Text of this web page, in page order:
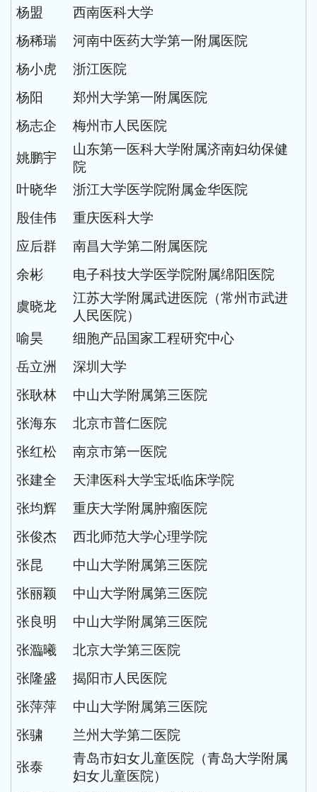
杨盟
西南医科大学
杨稀瑞
河南中医药大学第一附属医院
杨小虎
浙江医院
杨阳
郑州大学第一附属医院
杨志企
梅州市人民医院
姚鹏宇
山东第一医科大学附属济南妇幼保健
院
叶晓华
浙江大学医学院附属金华医院
殷佳伟
重庆医科大学
应后群
南昌大学第二附属医院
余彬
电子科技大学医学院附属绵阳医院
虞晓龙
江苏大学附属武进医院（常州市武进
人民医院）
喻昊
细胞产品国家工程研究中心
岳立洲
深圳大学
张耿林
中山大学附属第三医院
张海东
北京市普仁医院
张红松
南京市第一医院
张建全
天津医科大学宝坻临床学院
张均辉
重庆大学附属肿瘤医院
张俊杰
西北师范大学心理学院
张昆
中山大学附属第三医院
张丽颖
中山大学附属第三医院
张良明
中山大学附属第三医院
张瀶曦
北京大学第三医院
张隆盛
揭阳市人民医院
张萍萍
中山大学附属第三医院
张骕
兰州大学第二医院
张泰
青岛市妇女儿童医院（青岛大学附属
妇女儿童医院）